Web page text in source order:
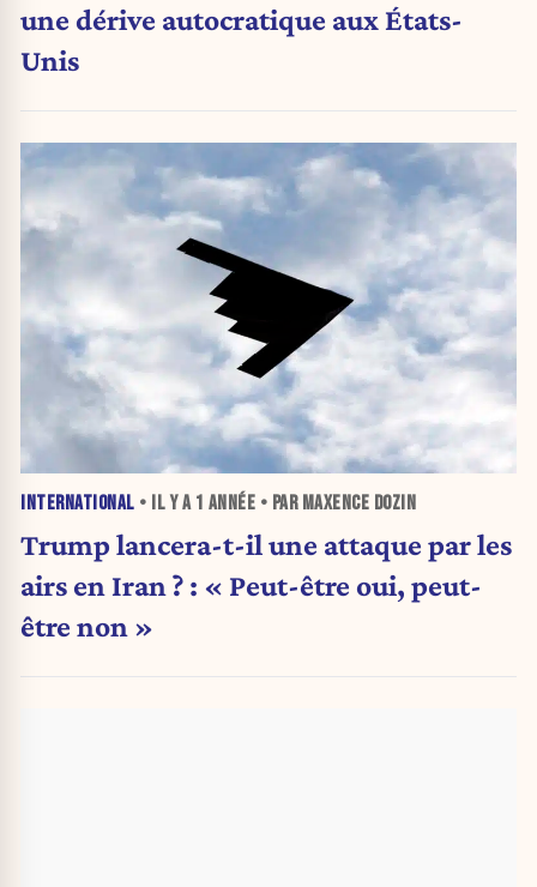
une dérive autocratique aux États-
Unis
INTERNATIONAL • IL Y A 1 ANNÉE • PAR MAXENCE DOZIN
Trump lancera-t-il une attaque par les
airs en Iran ? : « Peut-être oui, peut-
être non »